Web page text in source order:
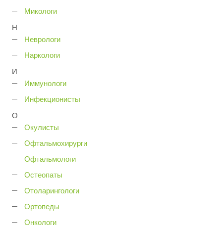
Микологи
Н
Неврологи
Наркологи
И
Иммунологи
Инфекционисты
О
Окулисты
Офтальмохирурги
Офтальмологи
Остеопаты
Отоларингологи
Ортопеды
Онкологи